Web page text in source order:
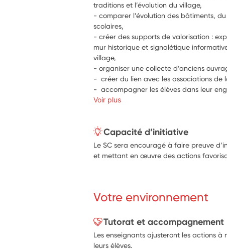
traditions et l’évolution du village,
- comparer l’évolution des bâtiments,
scolaires,
- créer des supports de valorisation :
mur historique et signalétique
village,
- organiser une collecte d’anciens
-  créer du lien avec les associations de
-  accompagner les élèves dans leur
Voir plus
Capacité d’initiative
Le SC sera encouragé à faire preuve
et mettant en œuvre des actions
Votre environnement
Tutorat et accompagnement
Les enseignants ajusteront les actions
leurs élèves.